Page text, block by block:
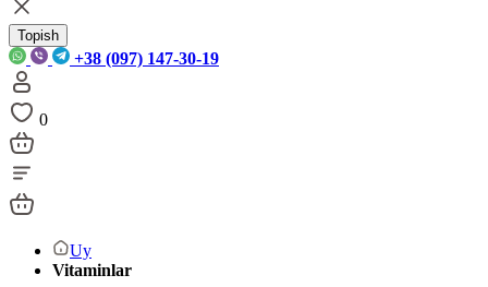
Topish
+38 (097) 147-30-19
0
Uy
Vitaminlar